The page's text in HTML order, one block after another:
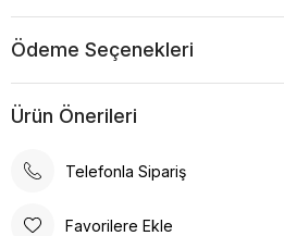
Ödeme Seçenekleri
Ürün Önerileri
Telefonla Sipariş
Favorilere Ekle